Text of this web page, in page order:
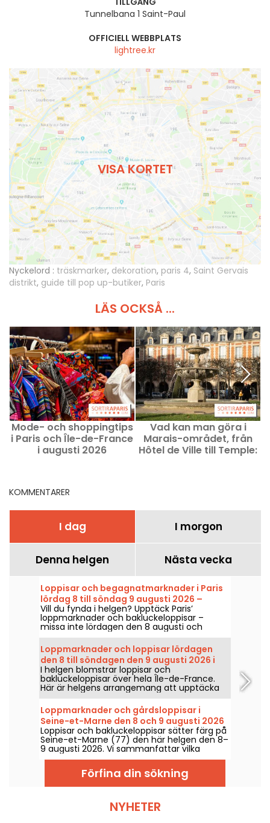
Tunnelbana 1 Saint-Paul
OFFICIELL WEBBPLATS
lightree.kr
VISA KORTET
Nyckelord : träskmarker, dekoration, paris 4, Saint Gervais
distrikt, guide till pop up-butiker, Paris
LÄS OCKSÅ ...
Mode- och shoppingtips
i Paris och Île-de-France
i augusti 2026
Vad kan man göra i
Marais-området, från
Hôtel de Ville till Temple:
KOMMENTARER
I dag I morgon
Denna helgen Nästa vecka
Loppisar och begagnatmarknader i Paris
lördag 8 till söndag 9 augusti 2026 –
helgens program
Vill du fynda i helgen? Upptäck Paris’
loppmarknader och bakluckeloppisar –
missa inte lördagen den 8 augusti och
söndagen den 9 augusti 2026 för att göra
riktiga fynd.
Loppmarknader och loppisar lördagen
den 8 till söndagen den 9 augusti 2026 i
Paris och Île-de-France – helgens
program
I helgen blomstrar loppisar och
bakluckeloppisar över hela Île-de-France.
Här är helgens arrangemang att upptäcka
lördagen den 8 och söndagen den 9 augusti
2026 för att fynda, rota runt och kanske
hitta pärlan.
Loppmarknader och gårdsloppisar i
Seine-et-Marne den 8 och 9 augusti 2026
- 77
Loppisar och bakluckeloppisar sätter färg på
Seine-et-Marne (77) den här helgen den 8–
9 augusti 2026. Vi sammanfattar vilka
aktiviteter som väntar dig!
Förfina din sökning
NYHETER